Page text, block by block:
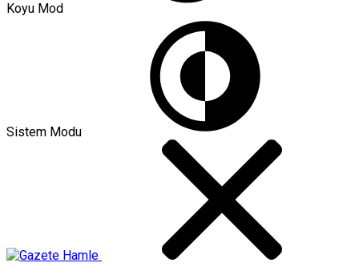
Koyu Mod
Sistem Modu